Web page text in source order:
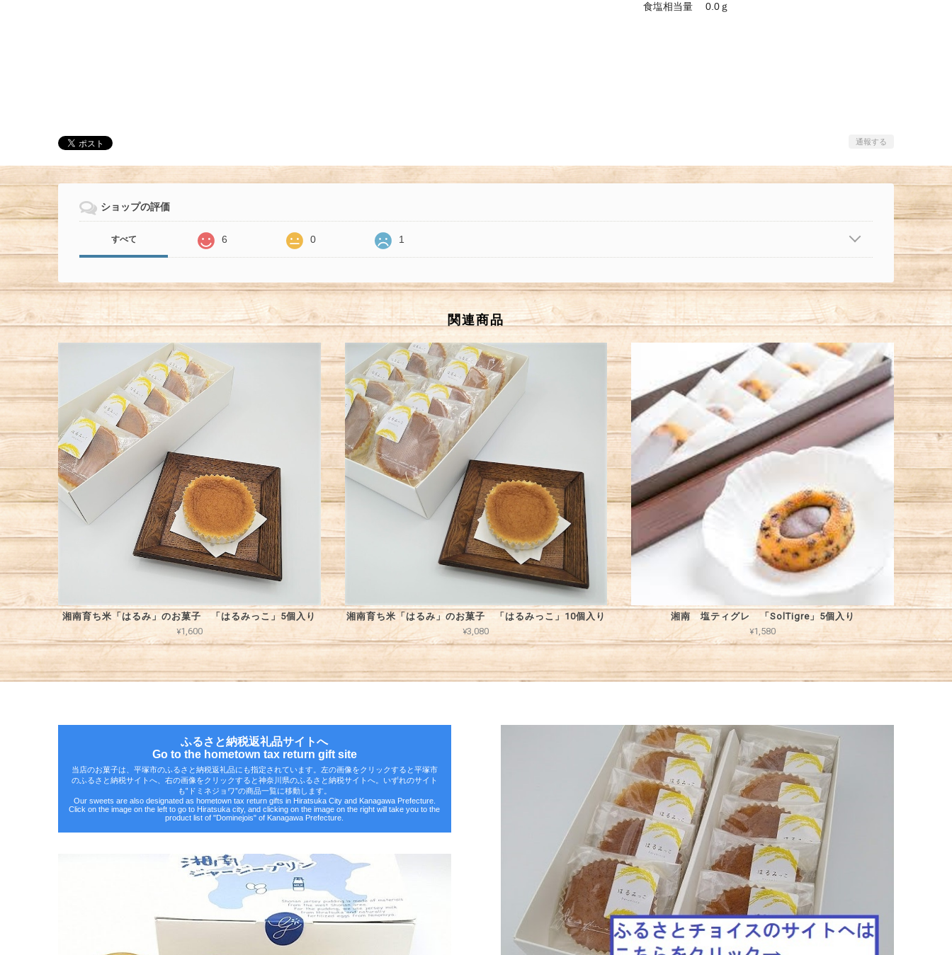
食塩相当量 0.0ｇ
通報する
ショップの評価
すべて 6 0 1
関連商品
湘南育ち米「はるみ」のお菓子 「はるみっこ」5個入り
¥1,600
湘南育ち米「はるみ」のお菓子 「はるみっこ」10個入り
¥3,080
湘南 塩ティグレ 「SolTigre」5個入り
¥1,580
ふるさと納税返礼品サイトへ
Go to the hometown tax return gift site
当店のお菓子は、平塚市のふるさと納税返礼品にも指定されています。左の画像をクリックすると平塚市
のふるさと納税サイトへ、右の画像をクリックすると神奈川県のふるさと納税サイトへ。いずれのサイト
も‟ドミネジョワ”の商品一覧に移動します。
Our sweets are also designated as hometown tax return gifts in Hiratsuka City and Kanagawa Prefecture.
Click on the image on the left to go to Hiratsuka city, and clicking on the image on the right will take you to the
product list of "Dominejois" of Kanagawa Prefecture.